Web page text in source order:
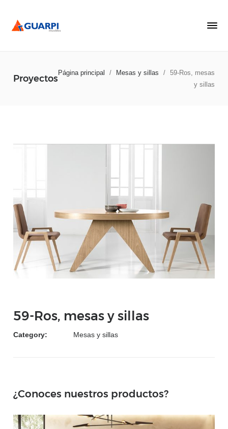
Proyectos
Página principal / Mesas y sillas / 59-Ros, mesas
y sillas
59-Ros, mesas y sillas
Category: Mesas y sillas
¿Conoces nuestros productos?